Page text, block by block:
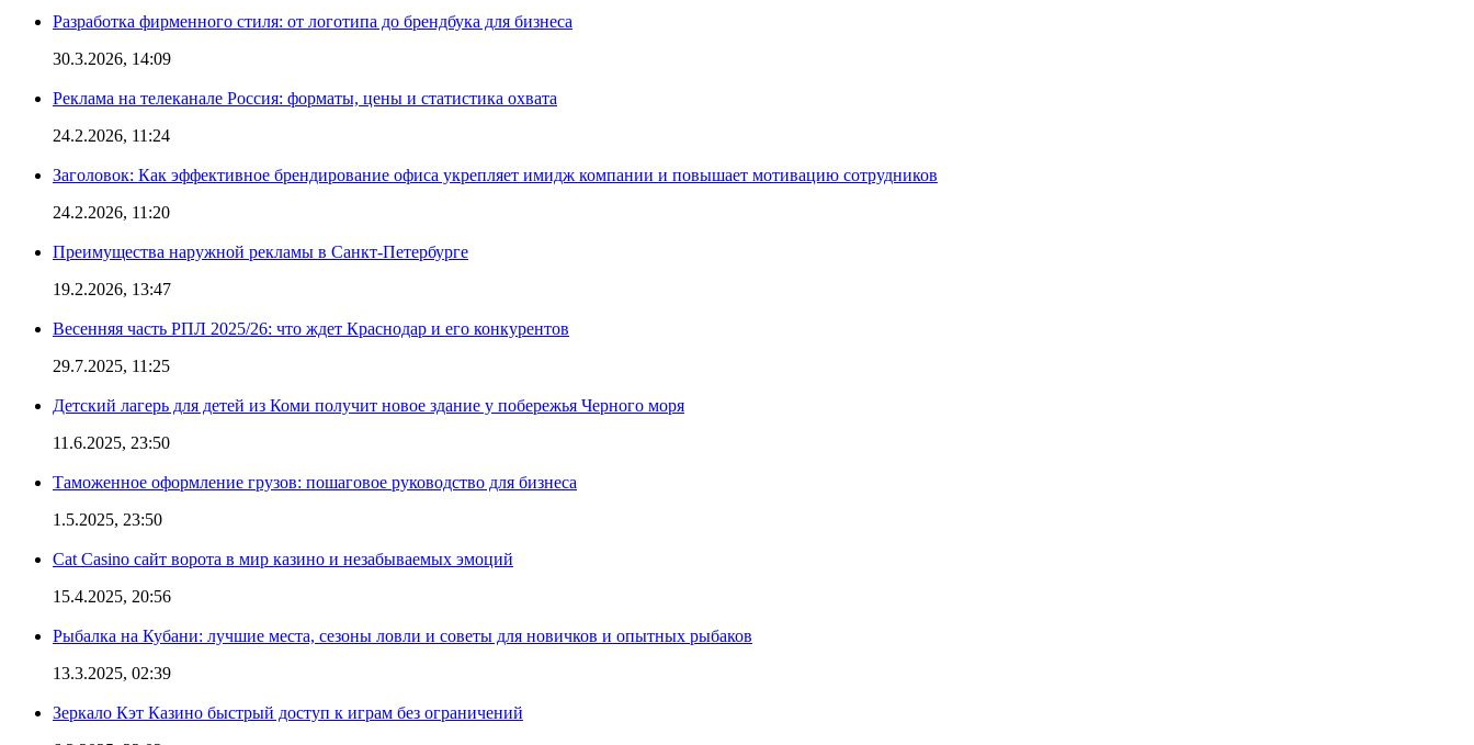
Разработка фирменного стиля: от логотипа до брендбука для бизнеса
30.3.2026, 14:09
Реклама на телеканале Россия: форматы, цены и статистика охвата
24.2.2026, 11:24
Заголовок: Как эффективное брендирование офиса укрепляет имидж компании и повышает мотивацию сотрудников
24.2.2026, 11:20
Преимущества наружной рекламы в Санкт-Петербурге
19.2.2026, 13:47
Весенняя часть РПЛ 2025/26: что ждет Краснодар и его конкурентов
29.7.2025, 11:25
Детский лагерь для детей из Коми получит новое здание у побережья Черного моря
11.6.2025, 23:50
Таможенное оформление грузов: пошаговое руководство для бизнеса
1.5.2025, 23:50
Cat Casino сайт ворота в мир казино и незабываемых эмоций
15.4.2025, 20:56
Рыбалка на Кубани: лучшие места, сезоны ловли и советы для новичков и опытных рыбаков
13.3.2025, 02:39
Зеркало Кэт Казино быстрый доступ к играм без ограничений